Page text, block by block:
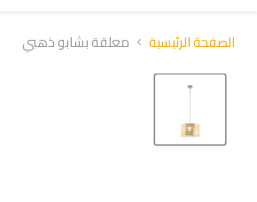
الصفحة الرئيسية معلقة بشابو ذهبي